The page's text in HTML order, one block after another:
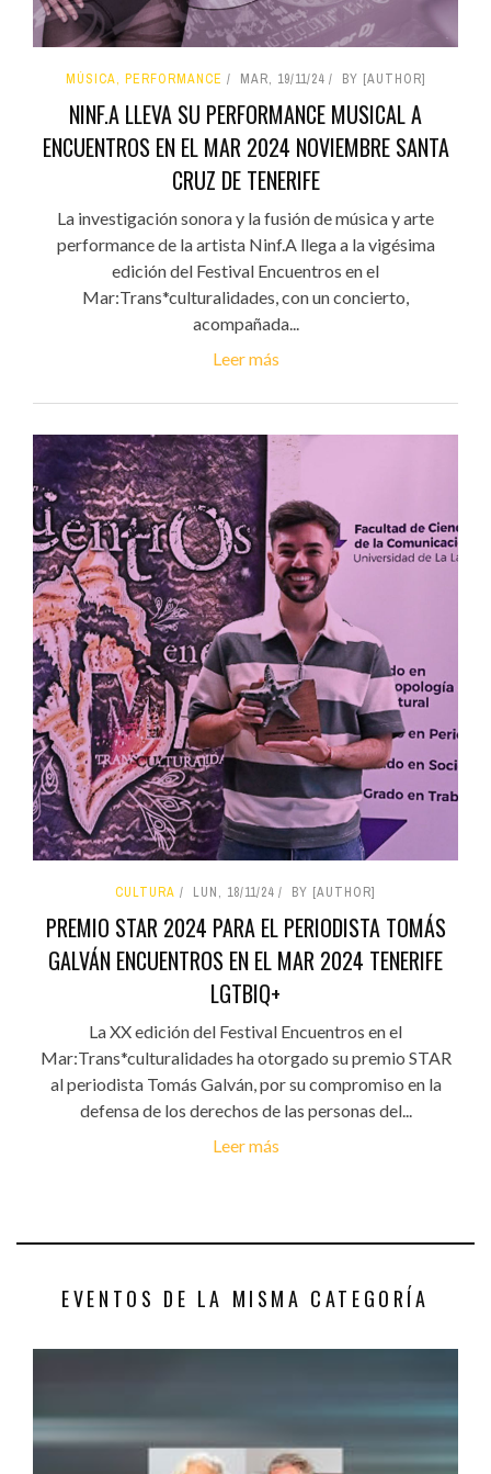
MÚSICA, PERFORMANCE MAR, 19/11/24 BY [AUTHOR]
NINF.A LLEVA SU PERFORMANCE MUSICAL A
ENCUENTROS EN EL MAR 2024 NOVIEMBRE SANTA
CRUZ DE TENERIFE
La investigación sonora y la fusión de música y arte
performance de la artista Ninf.A llega a la vigésima
edición del Festival Encuentros en el
Mar:Trans*culturalidades, con un concierto,
acompañada...
Leer más
CULTURA LUN, 18/11/24 BY [AUTHOR]
PREMIO STAR 2024 PARA EL PERIODISTA TOMÁS
GALVÁN ENCUENTROS EN EL MAR 2024 TENERIFE
LGTBIQ+
La XX edición del Festival Encuentros en el
Mar:Trans*culturalidades ha otorgado su premio STAR
al periodista Tomás Galván, por su compromiso en la
defensa de los derechos de las personas del...
Leer más
EVENTOS DE LA MISMA CATEGORÍA